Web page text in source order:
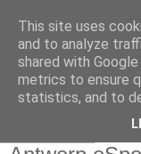
This site uses
and to analyze
shared with
metrics to ensure
statistics, and to